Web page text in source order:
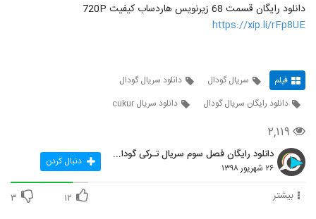
دانلود رایگان قسمت 68 زیرنویس هاردساب کیفیت 720P
https://xip.li/rFp8UE
فیلم سریال گودال
دانلود سریال گودال
دانلود رایگان سریال گودال
دانلود سریال cukur
۲,۱۱۹
دانلود رایگان فصل سوم سریال تـرکی گودال چوکور cuku
۲۶ شهریور ۱۳۹۸ دنبال کردن
بیشتر ۱۲ ۳